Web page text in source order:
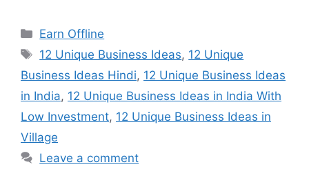
c
e
b
o
o
k
at
s
A
p
p
gr
a
m
e
Categories
Earn Offline
Tags
12 Unique Business Ideas, 12 Unique
Business Ideas Hindi, 12 Unique Business Ideas
in India, 12 Unique Business Ideas in India With
Low Investment, 12 Unique Business Ideas in
Village
Leave a comment